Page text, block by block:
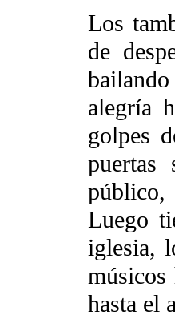
Los
de
alegría
golpes
puertas
público,
Luego
iglesia,
músicos
hasta el